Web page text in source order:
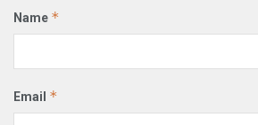
Name *
Email *